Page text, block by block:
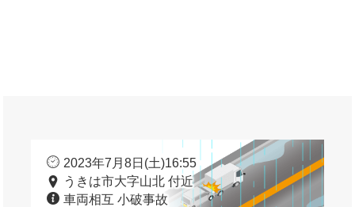
2023年7月8日(土)16:55
うきは市大字山北 付近
車両相互 小破事故